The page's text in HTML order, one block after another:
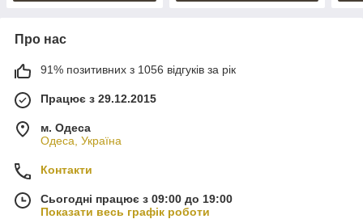
Про нас
91% позитивних з 1056 відгуків за рік
Працює з 29.12.2015
м. Одеса
Одеса, Україна
Контакти
Сьогодні працює з 09:00 до 19:00
Показати весь графік роботи